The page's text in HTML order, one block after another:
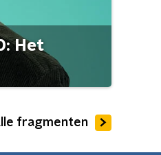
Het
fragmenten